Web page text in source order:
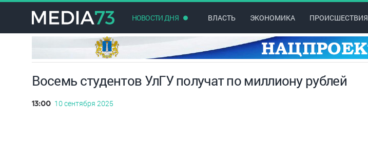
НОВОСТИ ДНЯ ВЛАСТЬ ЭКОНОМИКА ПРОИСШЕСТВИЯ
Восемь студентов УлГУ получат по миллиону рублей
13:00 10 сентября 2025